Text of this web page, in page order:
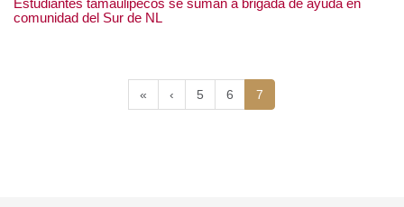
Estudiantes tamaulipecos se suman a brigada de ayuda
« ‹ 5 6 7(current)